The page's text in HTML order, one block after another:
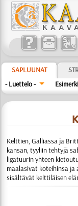
SAPLUUNAT
- Luettelo -
Kelttien, Galliassa ja
kansan, tyyliin tehtyjä
ligatuurin yhteen
maalasivat koteihinsa
sisältävät kelttiläisen